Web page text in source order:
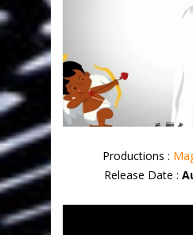
Productions :
Release Date :